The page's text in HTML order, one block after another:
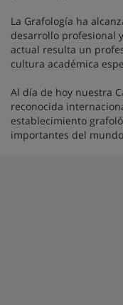
La Grafología ha
desarrollo profesional
actual resulta un
cultura académica
Al día de hoy nuestra
reconocida
establecimiento
importantes del